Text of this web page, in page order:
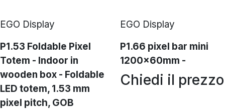
EGO Display
P1.53 Foldable Pixel
Totem - Indoor in
wooden box - Foldable
LED totem, 1.53 mm
pixel pitch, GOB
EGO Display
P1.66 pixel bar mini
1200x60mm -
Chiedi il prezzo